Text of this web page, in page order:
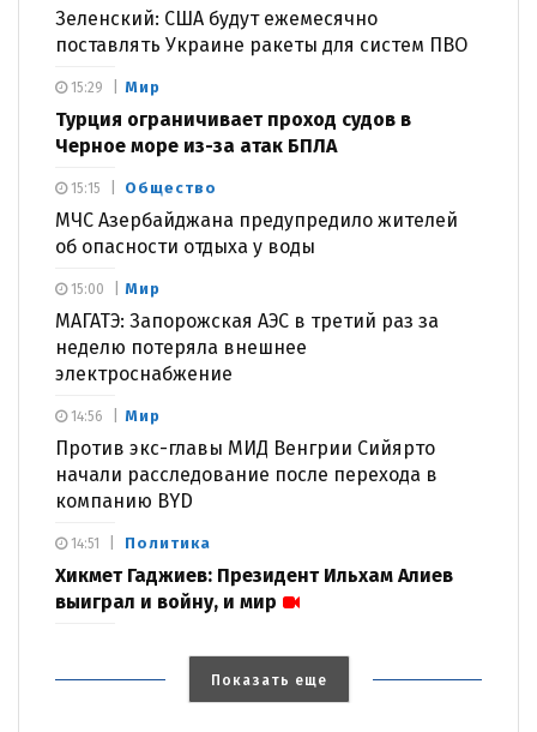
Зеленский: США будут ежемесячно
поставлять Украине ракеты для систем ПВО
Мир
Турция ограничивает проход судов в
Черное море из-за атак БПЛА
15:29
Общество
МЧС Азербайджана предупредило жителей
об опасности отдыха у воды
15:15
Мир
МАГАТЭ: Запорожская АЭС в третий раз за
неделю потеряла внешнее
электроснабжение
15:00
Мир
Против экс-главы МИД Венгрии Сийярто
начали расследование после перехода в
компанию BYD
14:56
Политика
Хикмет Гаджиев: Президент Ильхам Алиев
выиграл и войну, и мир
14:51
Показать еще